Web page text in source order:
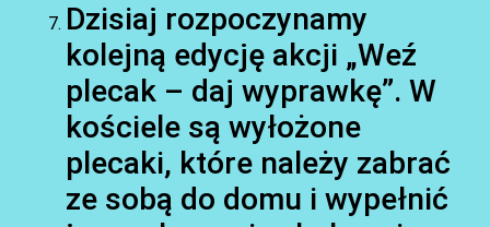
Dzisiaj rozpoczynamy
kolejną edycję akcji „Weź
plecak – daj wyprawkę”. W
kościele są wyłożone
plecaki, które należy zabrać
ze sobą do domu i wypełnić